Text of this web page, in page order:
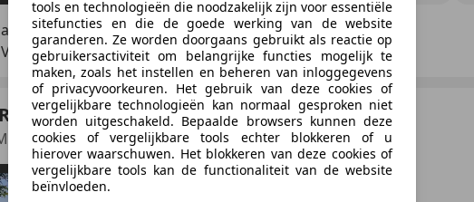
BOXTEL
II COUPE P5 coupe
€ 19.999
tools en technologieën die noodzakelijk zijn voor essentiële
sitefuncties en die de goede werking van de website
garanderen. Ze worden doorgaans gebruikt als reactie op
gebruikersactiviteit om belangrijke functies mogelijk te
maken, zoals het instellen en beheren van inloggegevens
of privacyvoorkeuren. Het gebruik van deze cookies of
vergelijkbare technologieën kan normaal gesproken niet
worden uitgeschakeld. Bepaalde browsers kunnen deze
cookies of vergelijkbare tools echter blokkeren of u
hierover waarschuwen. Het blokkeren van deze cookies of
vergelijkbare tools kan de functionaliteit van de website
beïnvloeden.